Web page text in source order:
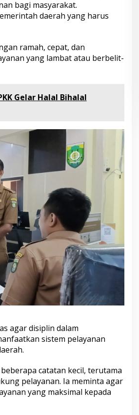
bagi masyarakat.
daerah yang harus
ramah, cepat, dan
yang lambat atau berbelit-
Gelar Halal Bihalal
agar disiplin dalam
sistem pelayanan
catatan kecil, terutama
pelayanan. Ia meminta agar
yang maksimal kepada